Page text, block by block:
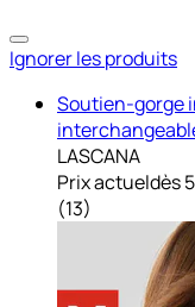
Ignorer les produits
Soutien-gorge
LASCANA
Prix actueldès
(13)